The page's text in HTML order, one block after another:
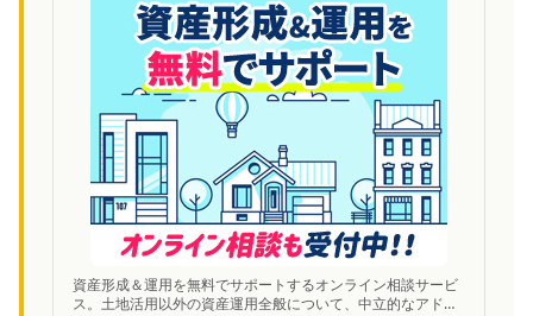
資産形成＆運用を無料でサポートするオンライン相談サービ
ス。土地活用以外の資産運用全般について、中立的なアドバ